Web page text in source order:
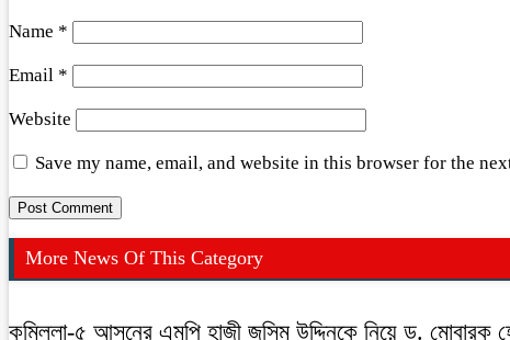
Name *
Email *
Website
Save my name, email, and website in this browser for the
More News Of This Category
কুমিল্লা-৫ আসনের এমপি হাজী জসিম উদ্দিনকে নিয়ে ড. মোবারক